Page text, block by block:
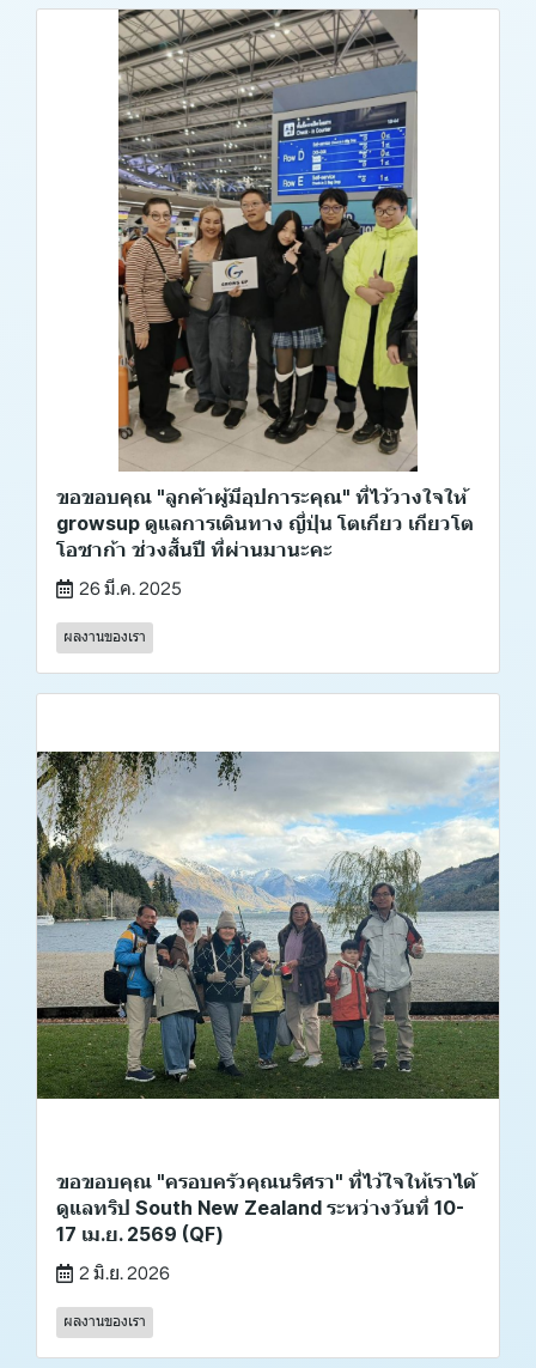
ขอขอบคุณ "ลูกค้าผู้มีอุปการะคุณ" ที่ไว้วางใจให้
growsup ดูแลการเดินทาง ญี่ปุ่น โตเกียว เกียวโต
โอซาก้า ช่วงสิ้นปี ที่ผ่านมานะคะ
26 มี.ค. 2025
ผลงานของเรา
ขอขอบคุณ "ครอบครัวคุณนริศรา" ที่ไว้ใจให้เราได้
ดูแลทริป South New Zealand ระหว่างวันที่ 10-
17 เม.ย. 2569 (QF)
2 มิ.ย. 2026
ผลงานของเรา